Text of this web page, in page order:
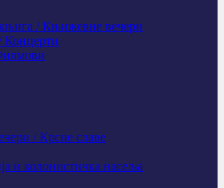
/ Књижевне вечери
Концерти
/ Крсне славе
и колонистичка насеља